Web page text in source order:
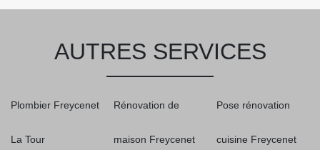
AUTRES SERVICES
Plombier Freycenet
La Tour
Rénovation de
maison Freycenet
Pose rénovation
cuisine Freycenet